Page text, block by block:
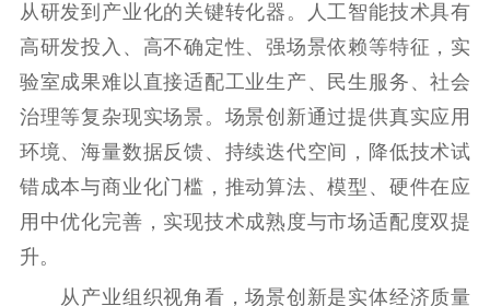
思想政治教育 爱国主义教育
全民国防教育
红色资源保护利
用
新闻出版
精品出版 全民阅读
出版监管
扫黄打非
从研发到产业化的关键转化器。人工智能技术具有
高研发投入、高不确定性、强场景依赖等特征，实
验室成果难以直接适配工业生产、民生服务、社会
治理等复杂现实场景。场景创新通过提供真实应用
环境、海量数据反馈、持续迭代空间，降低技术试
错成本与商业化门槛，推动算法、模型、硬件在应
用中优化完善，实现技术成熟度与市场适配度双提
升。
从产业组织视角看，场景创新是实体经济质量